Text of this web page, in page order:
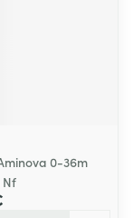
0-36m
Nf